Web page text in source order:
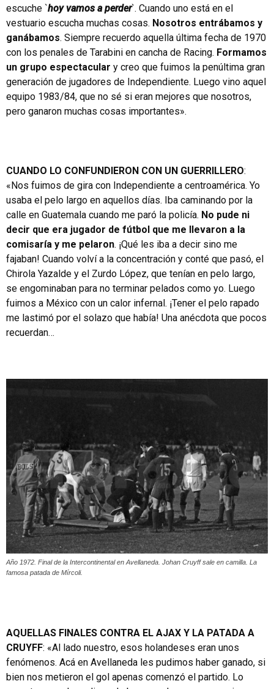
escuche `hoy vamos a perder`. Cuando uno está en el
vestuario escucha muchas cosas. Nosotros entrábamos y
ganábamos. Siempre recuerdo aquella última fecha de 1970
con los penales de Tarabini en cancha de Racing. Formamos
un grupo espectacular y creo que fuimos la penúltima gran
generación de jugadores de Independiente. Luego vino aquel
equipo 1983/84, que no sé si eran mejores que nosotros,
pero ganaron muchas cosas importantes».
CUANDO LO CONFUNDIERON CON UN GUERRILLERO:
«Nos fuimos de gira con Independiente a centroamérica. Yo
usaba el pelo largo en aquellos días. Iba caminando por la
calle en Guatemala cuando me paró la policía. No pude ni
decir que era jugador de fútbol que me llevaron a la
comisaría y me pelaron. ¡Qué les iba a decir sino me
fajaban! Cuando volví a la concentración y conté que pasó, el
Chirola Yazalde y el Zurdo López, que tenían en pelo largo,
se engominaban para no terminar pelados como yo. Luego
fuimos a México con un calor infernal. ¡Tener el pelo rapado
me lastimó por el solazo que había! Una anécdota que pocos
recuerdan…
Año 1972. Final de la Intercontinental en Avellaneda. Johan Cruyff sale en camilla. La
famosa patada de Mírcoli.
AQUELLAS FINALES CONTRA EL AJAX Y LA PATADA A
CRUYFF: «Al lado nuestro, esos holandeses eran unos
fenómenos. Acá en Avellaneda les pudimos haber ganado, si
bien nos metieron el gol apenas comenzó el partido. Lo